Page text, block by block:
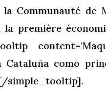
Communauté de
la première
como
simple_tooltip].